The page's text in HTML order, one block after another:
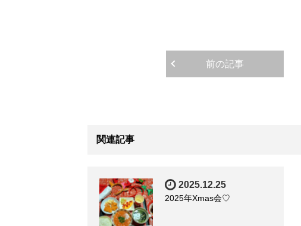
前の記事
関連記事
2025.12.25
2025年Xmas会♡